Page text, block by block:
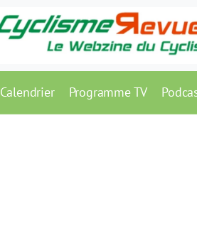
Calendrier Programme TV